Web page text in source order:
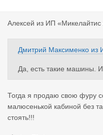
Алексей из ИП
Дмитрий Максименко из
Да, есть такие машины.
и реалии - бессонные
чине, что выезжая с
Тогда я продаю свою фуру
малюсенькой кабиной без
стоять!!!